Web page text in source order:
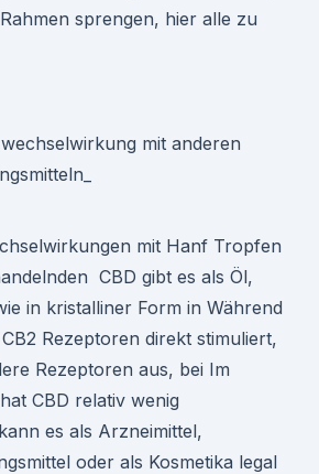
sprengen, hier alle zu
mit Hanf Tropfen
CBD gibt es als Öl,
in kristalliner Form in Während
Rezeptoren direkt stimuliert,
Rezeptoren aus, bei Im
CBD relativ wenig
es als Arzneimittel,
oder als Kosmetika legal